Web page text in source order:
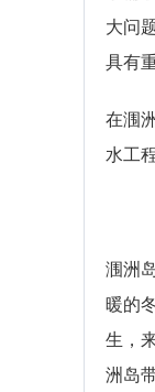
大问
具有
在涠
水工
涠洲
暖的
生，
洲岛